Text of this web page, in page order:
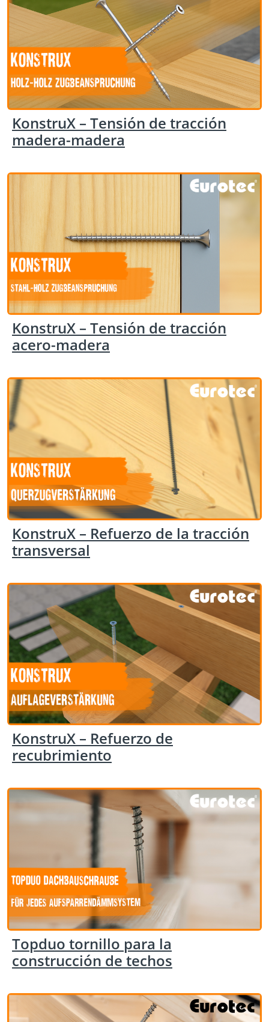
KonstruX – Tensión de tracción
madera-madera
KonstruX – Tensión de tracción
acero-madera
KonstruX – Refuerzo de la tracción
transversal
KonstruX – Refuerzo de
recubrimiento
Topduo tornillo para la
construcción de techos